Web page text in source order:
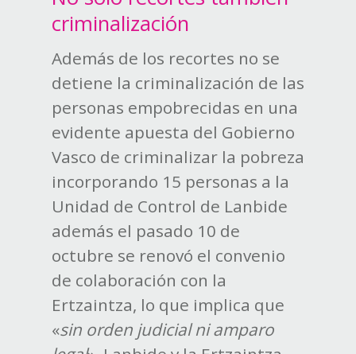
criminalización
Además de los recortes no se
detiene la criminalización de las
personas empobrecidas en una
evidente apuesta del Gobierno
Vasco de criminalizar la pobreza
incorporando 15 personas a la
Unidad de Control de Lanbide
además el pasado 10 de
octubre se renovó el convenio
de colaboración con la
Ertzaintza, lo que implica que
«sin orden judicial ni amparo